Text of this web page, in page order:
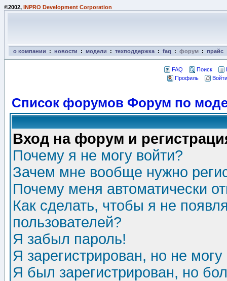
©2002, INPRO Development Corporation
о компании : новости : модели : техподдержка : faq : форум : прайс
FAQ Поиск
Профиль
Список форумов Форум по
Вход на форум и
Почему я не могу войти?
Зачем мне вообще нужно
Почему меня автоматически
Как сделать, чтобы я не
пользователей?
Я забыл пароль!
Я зарегистрирован, но не могу
Я был зарегистрирован, но